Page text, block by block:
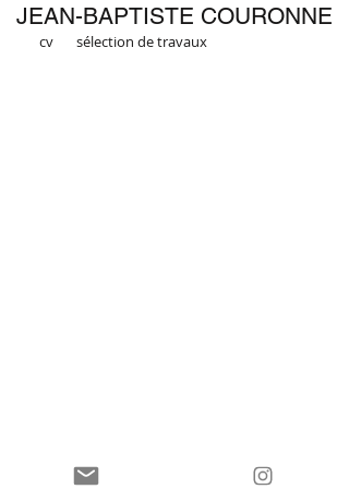
JEAN-BAPTISTE COURONNE
cv sélection de travaux